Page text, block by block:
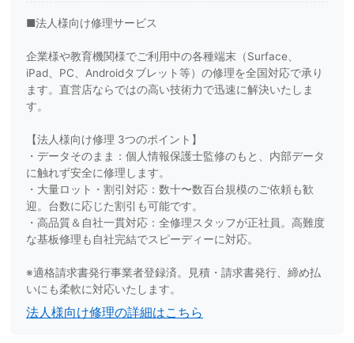
■法人様向け修理サービス
企業様や教育機関様でご利用中の各種端末（Surface、
iPad、PC、Androidタブレット等）の修理を全国対応で承り
ます。直営店ならではの高い技術力で迅速に解決いたしま
す。
【法人様向け修理 3つのポイント】
・データそのまま：個人情報保護士監修のもと、内部データ
に触れず安全に修理します。
・大量ロット・割引対応：数十〜数百台規模のご依頼も歓
迎。台数に応じた割引も可能です。
・高品質＆自社一貫対応：全修理スタッフが正社員。高難度
な基板修理も自社完結でスピーディーに対応。
※適格請求書発行事業者登録済。見積・請求書発行、締め払
いにも柔軟に対応いたします。
法人様向け修理の詳細はこちら